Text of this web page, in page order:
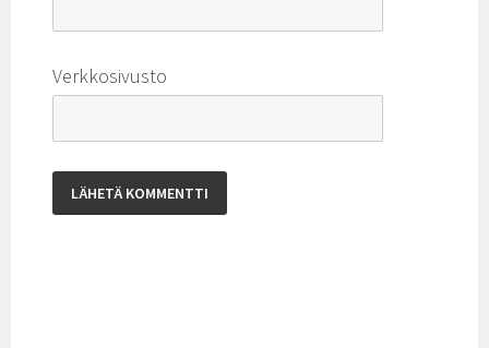
Verkkosivusto